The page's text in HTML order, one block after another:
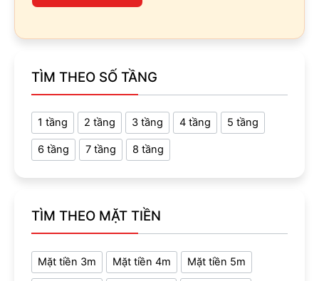
TÌM THEO SỐ TẦNG
1 tầng 2 tầng 3 tầng 4 tầng 5 tầng
6 tầng 7 tầng 8 tầng
TÌM THEO MẶT TIỀN
Mặt tiền 3m Mặt tiền 4m Mặt tiền 5m